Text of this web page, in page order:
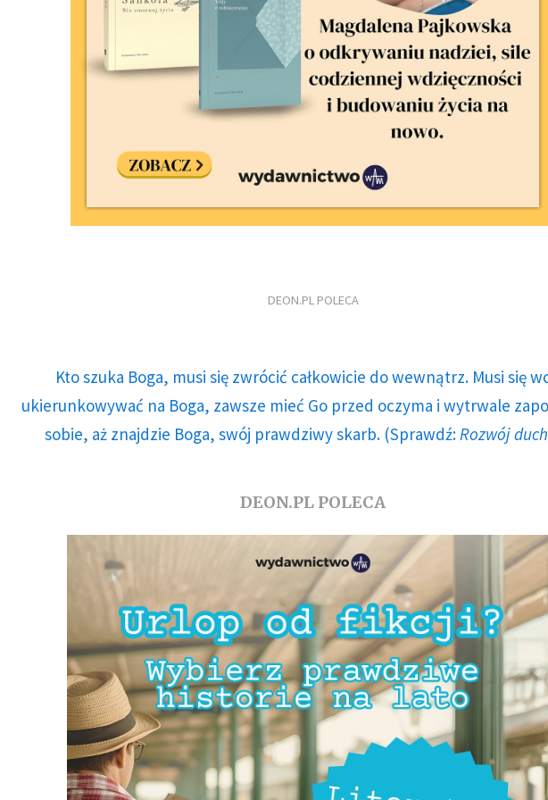
DEON.PL POLECA
Kto szuka Boga, musi się zwrócić całkowicie do wewnątrz. Musi się
ukierunkowywać na Boga, zawsze mieć Go przed oczyma i wytrwale
sobie, aż znajdzie Boga, swój prawdziwy skarb. (Sprawdź: Rozwój
DEON.PL POLECA